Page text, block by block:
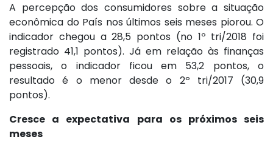
A percepção dos consumidores sobre a situação
econômica do País nos últimos seis meses piorou. O
indicador chegou a 28,5 pontos (no 1º tri/2018 foi
registrado 41,1 pontos). Já em relação às finanças
pessoais, o indicador ficou em 53,2 pontos, o
resultado é o menor desde o 2º tri/2017 (30,9
pontos).
Cresce a expectativa para os próximos seis
meses